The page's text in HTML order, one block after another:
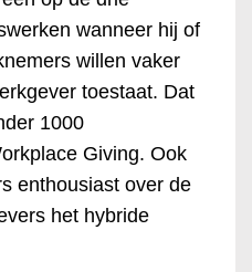
wanneer hij of
willen vaker
toestaat. Dat
1000
Giving. Ook
enthousiast over de
het hybride